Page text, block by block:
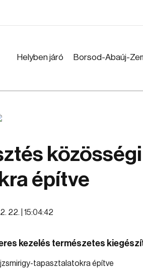
Helyben járó Borsod-Abaúj-
építve
22. | 15:04:42
kezelés természetes